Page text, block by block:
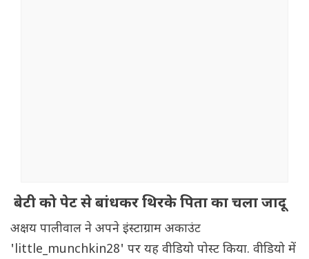
बेटी को पेट से बांधकर थिरके पिता का चला जादू
अक्षय पालीवाल ने अपने इंस्टाग्राम अकाउंट
'little_munchkin28' पर यह वीडियो पोस्ट किया. वीडियो में